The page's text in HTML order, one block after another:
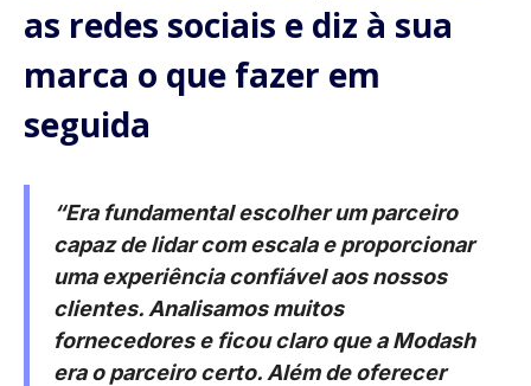
as redes sociais e diz à sua
marca o que fazer em
seguida
“Era fundamental escolher um parceiro
capaz de lidar com escala e proporcionar
uma experiência confiável aos nossos
clientes. Analisamos muitos
fornecedores e ficou claro que a Modash
era o parceiro certo. Além de oferecer